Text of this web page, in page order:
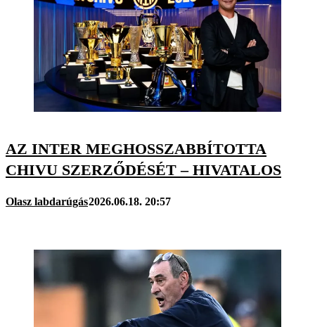
AZ INTER MEGHOSSZABBÍTOTTA
CHIVU SZERZŐDÉSÉT – HIVATALOS
Olasz labdarúgás2026.06.18. 20:57